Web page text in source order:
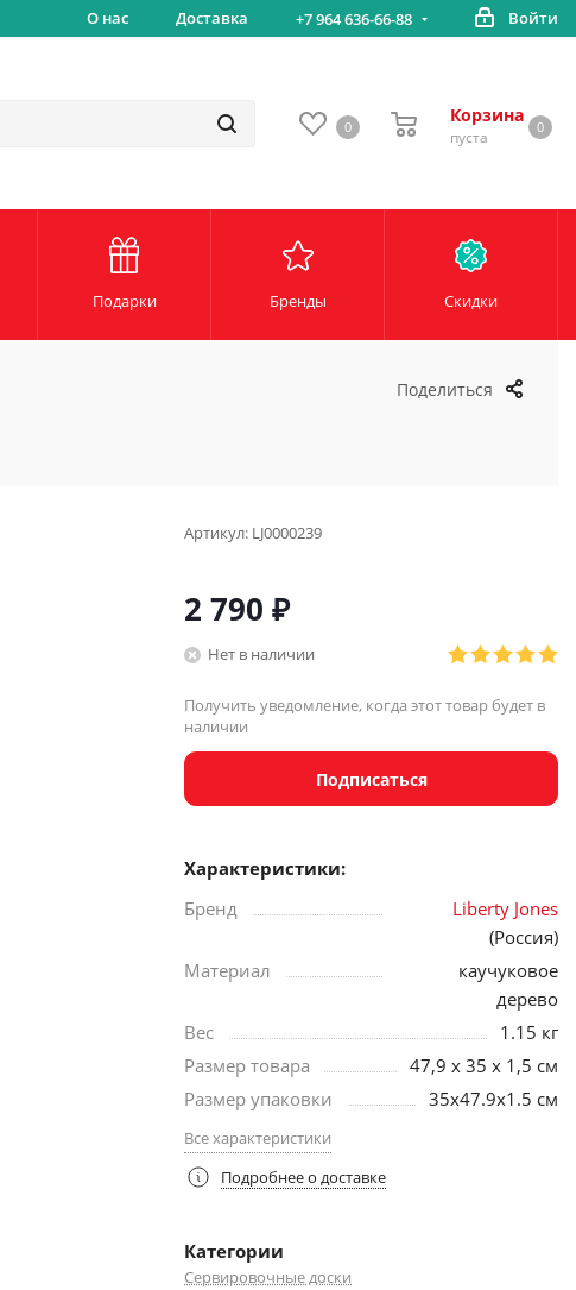
О нас Доставка +7 964 636-66-88 Войти
0
Корзина
пуста
0
Подарки Бренды Скидки
Поделиться
Артикул: LJ0000239
2 790 ₽
Нет в наличии
Получить уведомление, когда этот товар будет в
наличии
Подписаться
Характеристики:
Бренд
Liberty Jones
(Россия)
Материал
каучуковое
дерево
Вес
1.15 кг
Размер товара
47,9 x 35 x 1,5 см
Размер упаковки
35х47.9х1.5 см
Все характеристики
Подробнее о доставке
Категории
Сервировочные доски